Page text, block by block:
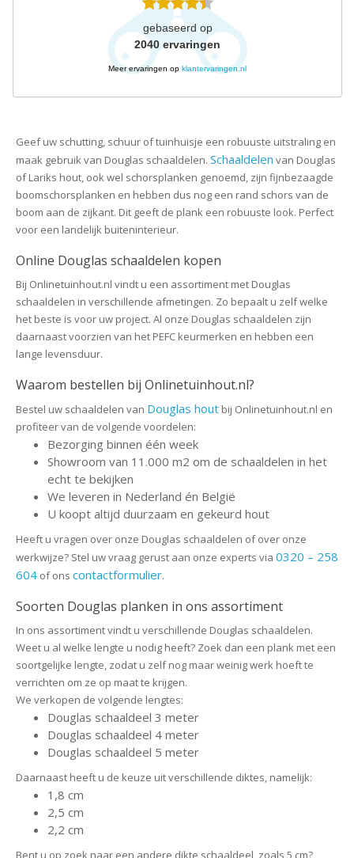
gebaseerd op
2040 ervaringen
Meer ervaringen op klantervaringen.nl
Geef uw schutting, schuur of tuinhuisje een robuuste uitstraling en
maak gebruik van Douglas schaaldelen. Schaaldelen van Douglas
of Lariks hout, ook wel schorsplanken genoemd, zijn fijnbezaagde
boomschorsplanken en hebben dus nog een rand schors van de
boom aan de zijkant. Dit geeft de plank een robuuste look. Perfect
voor een landelijk buiteninterieur.
Online Douglas schaaldelen kopen
Bij Onlinetuinhout.nl vindt u een assortiment met Douglas
schaaldelen in verschillende afmetingen. Zo bepaalt u zelf welke
het beste is voor uw project. Al onze Douglas schaaldelen zijn
daarnaast voorzien van het PEFC keurmerken en hebben een
lange levensduur.
Waarom bestellen bij Onlinetuinhout.nl?
Bestel uw schaaldelen van Douglas hout bij Onlinetuinhout.nl en
profiteer van de volgende voordelen:
Bezorging binnen één week
Showroom van 11.000 m2 om de schaaldelen in het
echt te bekijken
We leveren in Nederland én België
U koopt altijd duurzaam en gekeurd hout
Heeft u vragen over onze Douglas schaaldelen of over onze
werkwijze? Stel uw vraag gerust aan onze experts via 0320 – 258
604 of ons contactformulier.
Soorten Douglas planken in ons assortiment
In ons assortiment vindt u verschillende Douglas schaaldelen.
Weet u al welke lengte u nodig heeft? Zoek dan een plank met een
soortgelijke lengte, zodat u zelf nog maar weinig werk hoeft te
verrichten om ze op maat te krijgen.
We verkopen de volgende lengtes:
Douglas schaaldeel 3 meter
Douglas schaaldeel 4 meter
Douglas schaaldeel 5 meter
Daarnaast heeft u de keuze uit verschillende diktes, namelijk:
1,8 cm
2,5 cm
2,2 cm
Bent u op zoek naar een andere dikte schaaldeel, zoals 5 cm?